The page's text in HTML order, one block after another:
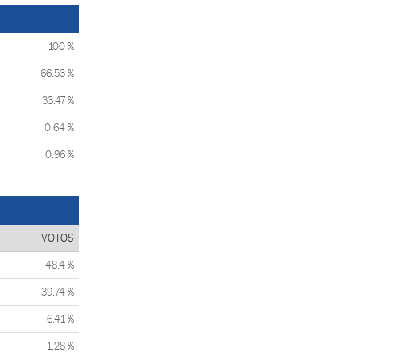
100 %
66.53 %
33.47 %
0.64 %
0.96 %
VOTOS
48.4 %
39.74 %
6.41 %
1.28 %